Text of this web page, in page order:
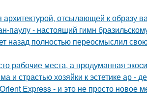
отсылающей к образу
паулу - настоящий гимн
назад полностью переосмыслил
рабочие места, а продуманная
и страстью хозяйки к эстетике ар -
Express - и это не просто новое